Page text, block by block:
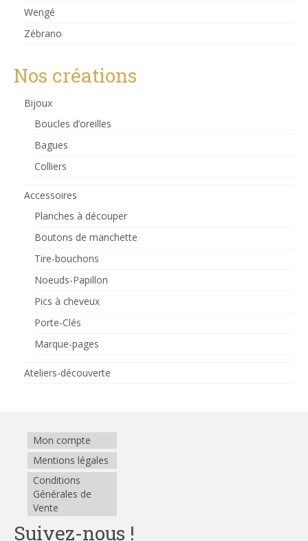
Wengé
Zébrano
Nos créations
Bijoux
Boucles d’oreilles
Bagues
Colliers
Accessoires
Planches à découper
Boutons de manchette
Tire-bouchons
Noeuds-Papillon
Pics à cheveux
Porte-Clés
Marque-pages
Ateliers-découverte
Mon compte
Mentions légales
Conditions
Générales de
Vente
Suivez-nous !